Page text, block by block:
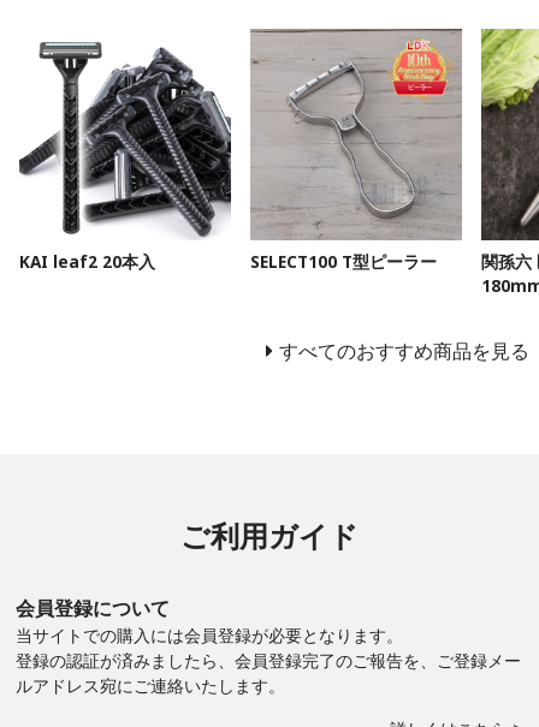
KAI leaf2 20本入 SELECT100 T型ピーラー
関孫六
すべてのおすすめ商品を見る
ご利用ガイド
会員登録について
当サイトでの購入には会員登録が必要となります。
登録の認証が済みましたら、会員登録完了のご報告を、ご登録メー
ルアドレス宛にご連絡いたします。